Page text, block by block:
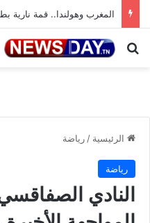
المغرب وهولندا.. قمة نارية
بحث عن
الرئيسية / رياضة
رياضة
النادي